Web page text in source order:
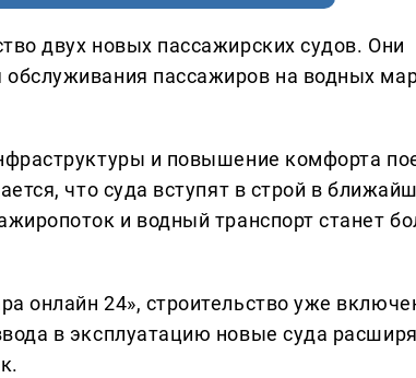
двух новых пассажирских судов. Они
пассажиров на водных
и повышение комфорта
что суда вступят в строй в
и водный транспорт станет
онлайн 24», строительство уже
в эксплуатацию новые суда